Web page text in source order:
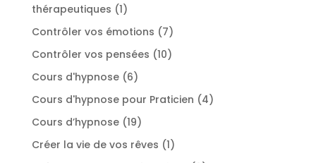
thérapeutiques 11
produit
Contrôler vos émotions 77
produits
Contrôler vos pensées 1010
Cours d'hypnose 66
produits
Cours d'hypnose pour Praticien 44
Cours d’hypnose 1919
produits
Créer la vie de vos rêves 11